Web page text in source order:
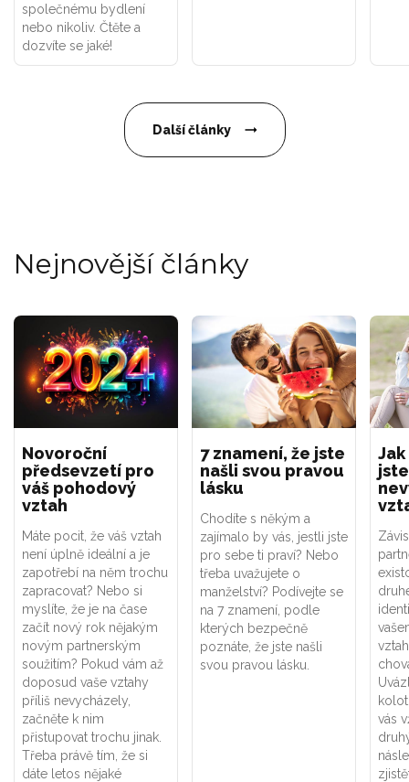
společnému bydlení
nebo nikoliv. Čtěte a
dozvíte se jaké!
Další články
Nejnovější články
Novoroční
předsevzetí pro
váš pohodový
vztah
Máte pocit, že váš vztah
není úplně ideální a je
zapotřebí na něm trochu
zapracovat? Nebo si
myslíte, že je na čase
začít nový rok nějakým
novým partnerským
soužitím? Pokud vám až
doposud vaše vztahy
příliš nevycházely,
začněte k nim
přistupovat trochu jinak.
Třeba právě tím, že si
dáte letos nějaké
7 znamení, že jste
našli svou pravou
lásku
Chodíte s někým a
zajímalo by vás, jestli jste
pro sebe ti praví? Nebo
třeba uvažujete o
manželství? Podívejte se
na 7 znamení, podle
kterých bezpečně
poznáte, že jste našli
svou pravou lásku.
vás